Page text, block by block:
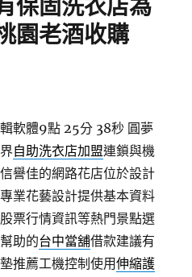
保固洗衣店為
園老酒收購
軟體9點 25分 38秒 圓夢
自助洗衣店加盟連鎖與機
譽佳的網路花店位於設計
業花藝設計提供基本資料
股票行情資訊等熱門景點選
助的台中當舖借款建議有
推薦工機控制使用伸縮護